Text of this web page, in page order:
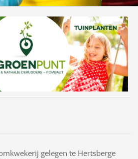
gelegen te Hertsberge